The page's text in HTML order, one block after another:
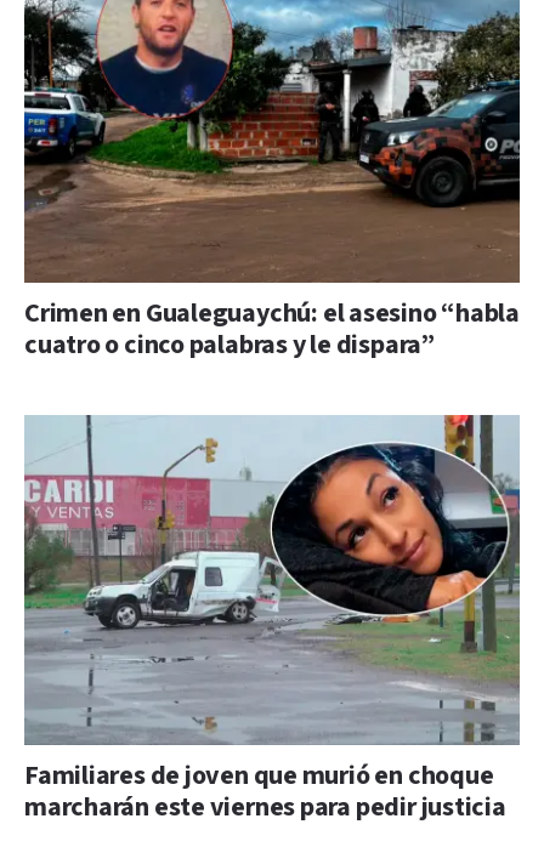
Crimen en Gualeguaychú: el asesino “habla
cuatro o cinco palabras y le dispara”
Familiares de joven que murió en choque
marcharán este viernes para pedir justicia